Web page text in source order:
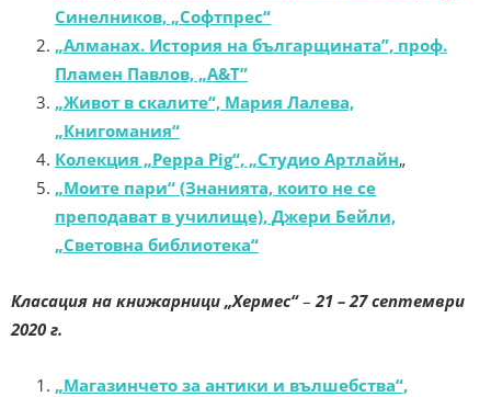
Синелников, „Софтпрес“
„Алманах. История на българщината”, проф.
Пламен Павлов, „A&T”
„Живот в скалите“, Мария Лалева,
„Книгомания“
Колекция „Peppa Pig“, „Студио Артлайн„
„Моите пари“ (Знанията, които не се
преподават в училище), Джери Бейли,
„Световна библиотека“
Класация на книжарници „Хермес“– 21 – 27 септември
2020 г.
„Магазинчето за антики и вълшебства“,